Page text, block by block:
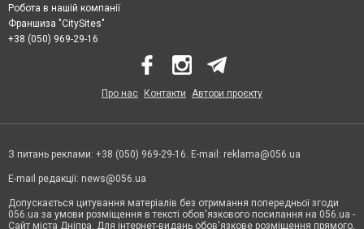
Робота в нашій компанії
Франшиза "CitySites"
+38 (050) 969-29-16
Про нас Контакти Автори проєкту
З питань реклами: +38 (050) 969-29-16. E-mail: reklama@056.ua
E-mail редакції: news@056.ua
Допускається цитування матеріалів без отримання попередньої згоди
056.ua за умови розміщення в тексті обов'язкового посилання на 056.ua -
Сайт міста Дніпра. Для інтернет-видань обов'язкове розміщення прямого,